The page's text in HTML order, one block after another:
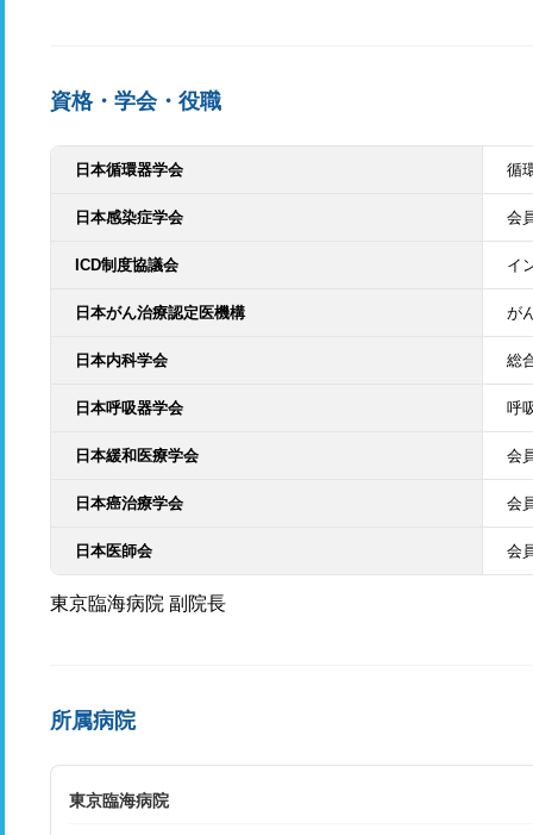
資格・学会・役職
日本循環器学会 循
日本感染症学会 会
ICD制度協議会 イ
日本がん治療認定医機構 が
日本内科学会 総
日本呼吸器学会 呼
日本緩和医療学会 会
日本癌治療学会 会
日本医師会 会
東京臨海病院 副院長
所属病院
東京臨海病院